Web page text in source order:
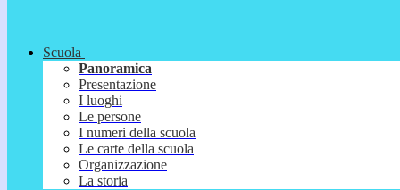
Scuola
Panoramica
Presentazione
I luoghi
Le persone
I numeri della scuola
Le carte della scuola
Organizzazione
La storia